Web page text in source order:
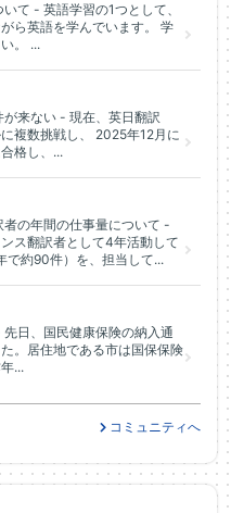
て - 英語学習の1つとして、
ら英語を学んでいます。 学
。 ...
来ない - 現在、英日翻訳
複数挑戦し、 2025年12月に
格し、...
者の年間の仕事量について -
ス翻訳者として4年活動して
で約90件）を、担当して...
日、国民健康保険の納入通
。居住地である市は国保保険
...
コミュニティへ